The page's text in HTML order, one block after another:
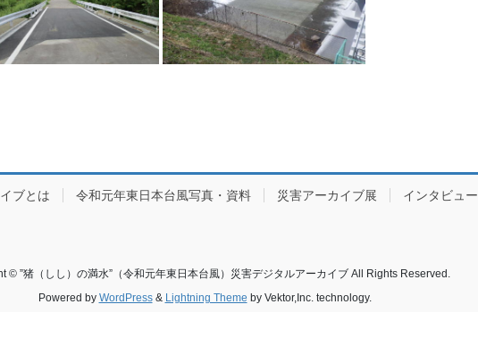
ブとは 令和元年東日本台風写真・資料 災害アーカイブ展 インタビュー
© ”猪（しし）の満水”（令和元年東日本台風）災害デジタルアーカイブ All Rights Reserved.
Powered by WordPress& Lightning Theme by Vektor,Inc. technology.